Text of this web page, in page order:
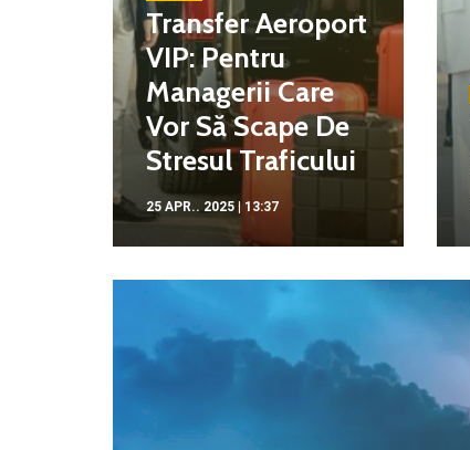
Transfer Aeroport
VIP: Pentru
Managerii Care
Vor Să Scape De
Stresul Traficului
25 APR.. 2025 | 13:37